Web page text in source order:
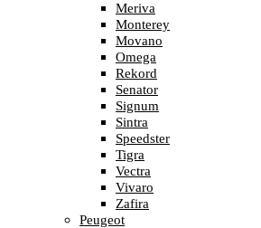
Meriva
Monterey
Movano
Omega
Rekord
Senator
Signum
Sintra
Speedster
Tigra
Vectra
Vivaro
Zafira
Peugeot